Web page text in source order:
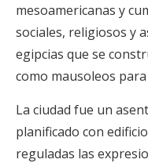
mesoamericanas y
sociales, religiosos y
egipcias que se
como mausoleos
La ciudad fue un
planificado con
reguladas las